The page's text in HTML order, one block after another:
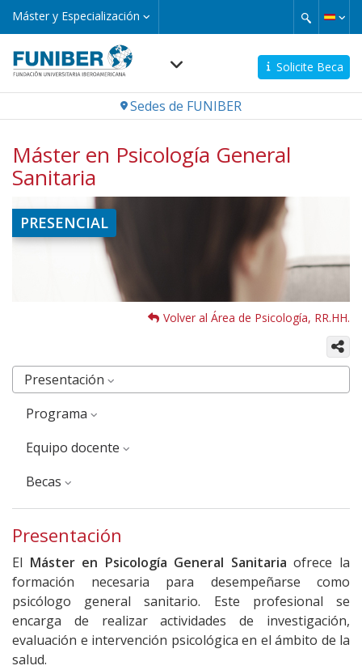
Pasar
principal
Máster y Especialización
Máster
y
Solicite Beca
Navegación
Sedes de FUNIBER
Máster en Psicología General
Sanitaria
Imagen
PRESENCIAL
Volver al Área de Psicología, RR.HH.
Presentación
Programa
Equipo docente
Becas
Presentación
El Máster en Psicología General Sanitaria ofrece la
formación necesaria para desempeñarse como
psicólogo general sanitario. Este profesional se
encarga de realizar actividades de investigación,
evaluación e intervención psicológica en el ámbito de la
salud.